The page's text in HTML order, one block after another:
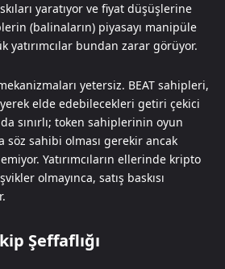
yaratıyor ve fiyat düşüşlerine
(balinaların) piyasayı manipüle
yatırımcılar bundan zarar görüyor.
yetersiz. BEAT sahipleri,
elde edebilecekleri getiri çekici
sınırlı; token sahiplerinin oyun
söz sahibi olması gerekir ancak
Yatırımcıların ellerinde kripto
olmayınca, satış baskısı
Şeffaflığı